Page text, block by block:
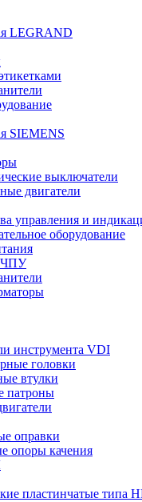
LEGRAND
SIEMENS
выключатели
двигатели
управления и
оборудование
ЧПУ
инструмента VDI
головки
втулки
патроны
оправки
опоры качения
пластинчатые типа